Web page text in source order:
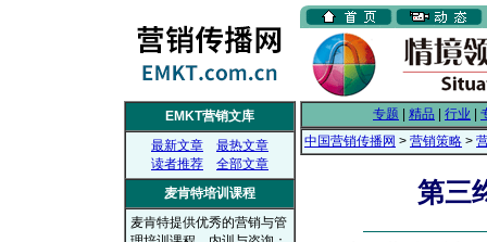
EMKT营销文库
最新文章
最热文章
读者推荐
全部文章
麦肯特培训课程
麦肯特提供优秀的营销与管
专题 精品 行业
中国营销传播网 > 营销策略 >
第三